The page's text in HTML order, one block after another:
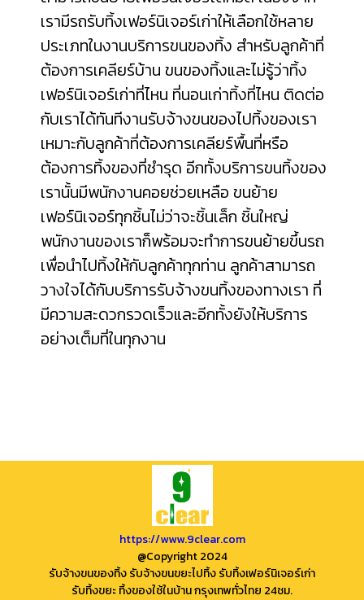
เรามีรถรับทิ้งเฟอร์นิเจอร์เก่าให้เลือกใช้หลาย
ประเภทในงานบริการขนของทิ้ง สำหรับลูกค้าที่
ต้องการเคลียร์บ้าน ขนของทิ้งและไม่รู้ว่าทิ้ง
เฟอร์นิเจอร์เก่าที่ไหน ที่นอนเก่าทิ้งที่ไหน ติดต่อ
กับเราได้ทันทีงานรับจ้างขนของไปทิ้งของเรา
เหมาะกับลูกค้าที่ต้องการเคลียร์พื้นที่หรือ
ต้องการทิ้งของที่ชำรุด อีกทั้งบริการขนทิ้งของ
เรานั้นมีพนักงานคอยช่วยเหลือ ขนย้าย
เฟอร์นิเจอร์ทุกชิ้นไม่ว่าจะชิ้นเล็ก ชิ้นใหญ่
พนักงานของเราก็พร้อมจะทำการขนย้ายขึ้นรถ
เพื่อนำไปทิ้งให้กับลูกค้าทุกท่าน ลูกค้าสามารถ
วางใจได้กับบริการรับจ้างขนทิ้งของทางเรา ที่
มีความสะดวกรวดเร็วและอีกทั้งยังให้บริการ
อย่างเต็มที่ในทุกงาน
https://www.9clear.com
@Copyright 2024
รับจ้างขนของทิ้ง รับจ้างขนขยะไปทิ้ง รับทิ้งเฟอร์นิเจอร์เก่า
รับทิ้งขยะ ทิ้งของใช้ในบ้าน กรุงเทพทั่วไทย 24ชม.